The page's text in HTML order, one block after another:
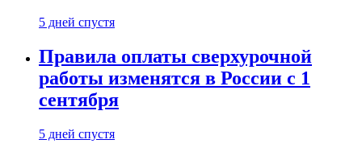
5 дней спустя
Правила оплаты сверхурочной
работы изменятся в России с 1
сентября
5 дней спустя